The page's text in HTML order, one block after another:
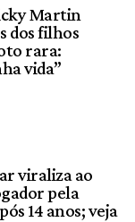
Martin
dos filhos
rara:
vida”
viraliza ao
pela
14 anos; veja